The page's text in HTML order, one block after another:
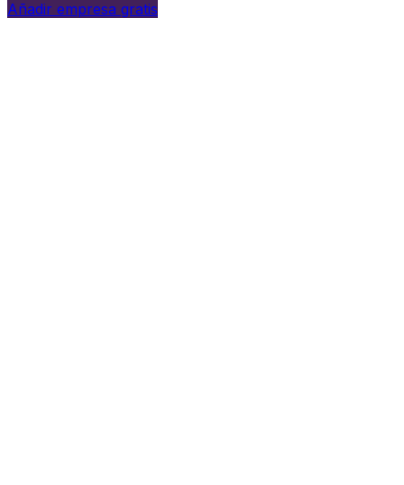
Añadir empresa gratis